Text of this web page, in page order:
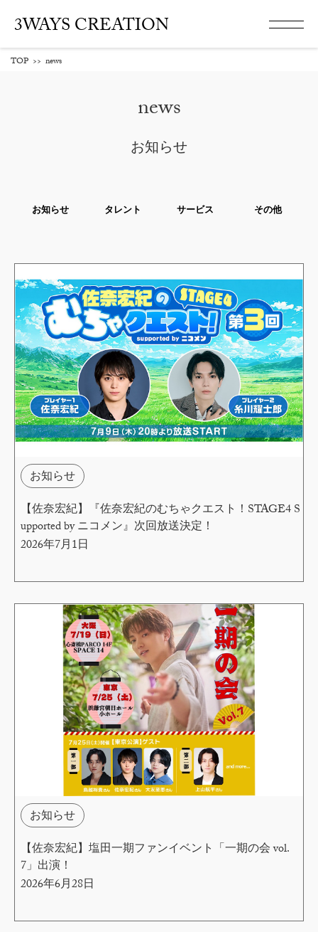
3WAYS CREATION
TOP >> news
news
お知らせ
お知らせ タレント サービス その他
お知らせ
【佐奈宏紀】『佐奈宏紀のむちゃクエスト！STAGE4 S
upported by ニコメン』次回放送決定！
2026年7月1日
お知らせ
【佐奈宏紀】塩田一期ファンイベント「一期の会 vol.
7」出演！
2026年6月28日